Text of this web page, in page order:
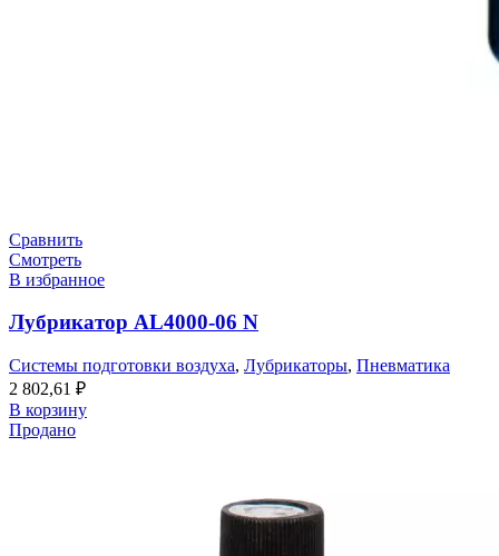
Сравнить
Смотреть
В избранное
Лубрикатор AL4000-06 N
Системы подготовки воздуха, Лубрикаторы, Пневматика
2 802,61 ₽
В корзину
Продано